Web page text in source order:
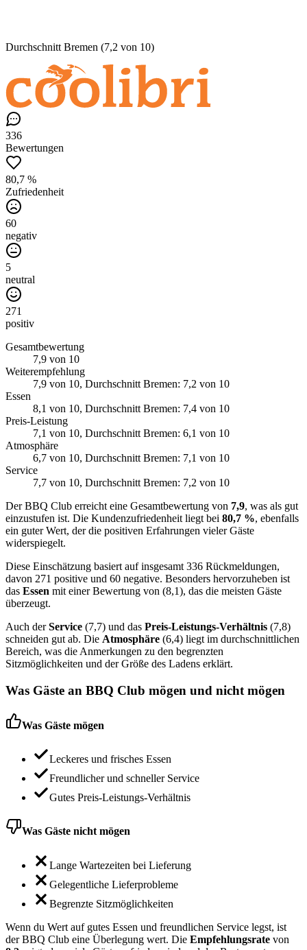
Durchschnitt Bremen (7,2 von 10)
336
Bewertungen
80,7 %
Zufriedenheit
60
negativ
5
neutral
271
positiv
Gesamtbewertung
7,9 von 10
Weiterempfehlung
7,9 von 10, Durchschnitt Bremen: 7,2 von 10
Essen
8,1 von 10, Durchschnitt Bremen: 7,4 von 10
Preis-Leistung
7,1 von 10, Durchschnitt Bremen: 6,1 von 10
Atmosphäre
6,7 von 10, Durchschnitt Bremen: 7,1 von 10
Service
7,7 von 10, Durchschnitt Bremen: 7,2 von 10
Der BBQ Club erreicht eine Gesamtbewertung von 7,9, was als gut
einzustufen ist. Die Kundenzufriedenheit liegt bei 80,7 %, ebenfalls
ein guter Wert, der die positiven Erfahrungen vieler Gäste
widerspiegelt.
Diese Einschätzung basiert auf insgesamt 336 Rückmeldungen,
davon 271 positive und 60 negative. Besonders hervorzuheben ist
das Essen mit einer Bewertung von (8,1), das die meisten Gäste
überzeugt.
Auch derService (7,7) und das Preis-Leistungs-Verhältnis (7,8)
schneiden gut ab. Die Atmosphäre (6,4) liegt im durchschnittlichen
Bereich, was die Anmerkungen zu den begrenzten
Sitzmöglichkeiten und der Größe des Ladens erklärt.
Was Gäste an BBQ Club mögen und nicht mögen
Was Gäste mögen
Leckeres und frisches Essen
Freundlicher und schneller Service
Gutes Preis-Leistungs-Verhältnis
Was Gäste nicht mögen
Lange Wartezeiten bei Lieferung
Gelegentliche Lieferprobleme
Begrenzte Sitzmöglichkeiten
Wenn du Wert auf gutes Essen und freundlichen Service legst, ist
der BBQ Club eine Überlegung wert. Die Empfehlungsrate von